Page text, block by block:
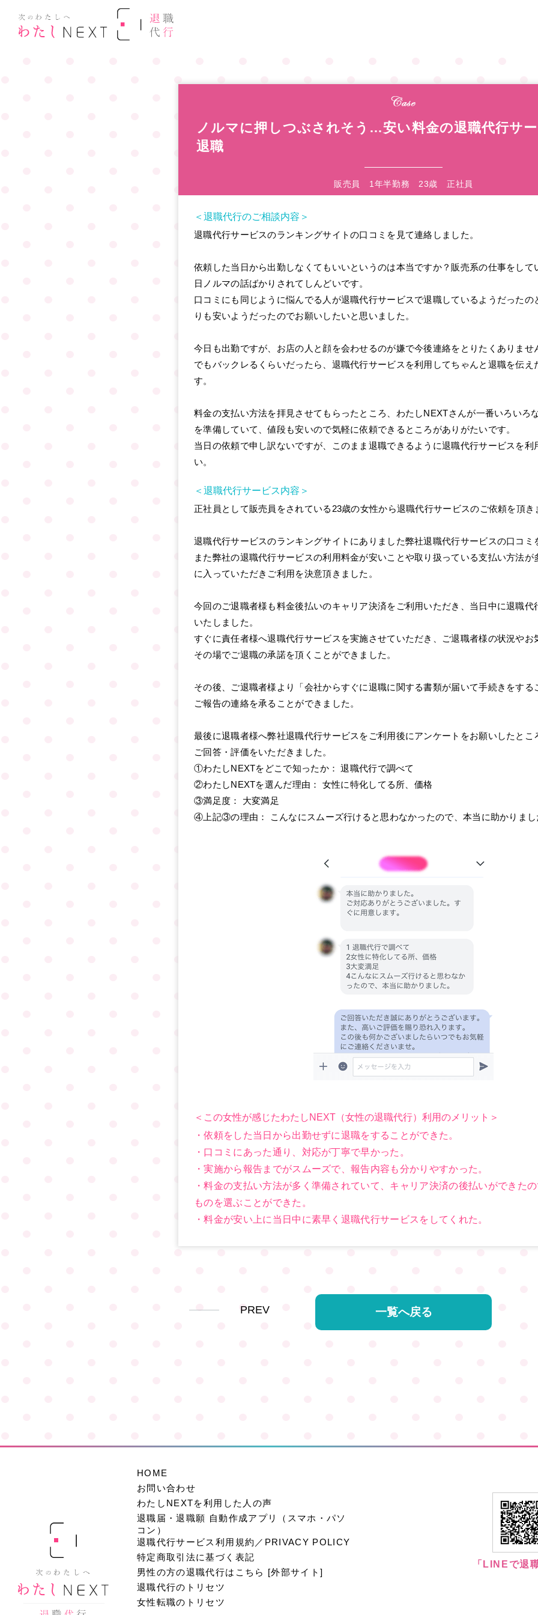
ノルマに押しつぶされそう…安い料金の退職代行サ
退職
販売員 1年半勤務 23歳 正社員
＜退職代行のご相談内容＞
退職代行サービスのランキングサイトの口コミを見て連絡しました。
依頼した当日から出勤しなくてもいいというのは本当ですか？販売系の仕事をして
日ノルマの話ばかりされてしんどいです。
口コミにも同じように悩んでる人が退職代行サービスで退職しているようだったの
りも安いようだったのでお願いしたいと思いました。
今日も出勤ですが、お店の人と顔を会わせるのが嫌で今後連絡をとりたくありませ
でもバックレるくらいだったら、退職代行サービスを利用してちゃんと退職を伝え
す。
料金の支払い方法を拝見させてもらったところ、わたしNEXTさんが一番いろいろ
を準備していて、値段も安いので気軽に依頼できるところがありがたいです。
当日の依頼で申し訳ないですが、このまま退職できるように退職代行サービスを利
い。
＜退職代行サービス内容＞
正社員として販売員をされている23歳の女性から退職代行サービスのご依頼を頂き
退職代行サービスのランキングサイトにありました弊社退職代行サービスの口コミ
また弊社の退職代行サービスの利用料金が安いことや取り扱っている支払い方法が
に入っていただきご利用を決意頂きました。
今回のご退職者様も料金後払いのキャリア決済をご利用いただき、当日中に退職代
いたしました。
すぐに責任者様へ退職代行サービスを実施させていただき、ご退職者様の状況やお
その場でご退職の承諾を頂くことができました。
その後、ご退職者様より「会社からすぐに退職に関する書類が届いて手続きをする
ご報告の連絡を承ることができました。
最後に退職者様へ弊社退職代行サービスをご利用後にアンケートをお願いしたとこ
ご回答・評価をいただきました。
①わたしNEXTをどこで知ったか： 退職代行で調べて
②わたしNEXTを選んだ理由： 女性に特化してる所、価格
③満足度： 大変満足
④上記③の理由： こんなにスムーズ行けると思わなかったので、本当に助かりまし
＜この女性が感じたわたしNEXT（女性の退職代行）利用のメリット＞
・依頼をした当日から出勤せずに退職をすることができた。
・口コミにあった通り、対応が丁寧で早かった。
・実施から報告までがスムーズで、報告内容も分かりやすかった。
・料金の支払い方法が多く準備されていて、キャリア決済の後払いができた
ものを選ぶことができた。
・料金が安い上に当日中に素早く退職代行サービスをしてくれた。
一覧へ戻る
PREV
HOME
お問い合わせ
わたしNEXTを利用した人の声
退職届・退職願 自動作成アプリ（スマホ・パソ
コン）
退職代行サービス利用規約／PRIVACY POLICY
特定商取引法に基づく表記
男性の方の退職代行はこちら [外部サイト]
退職代行のトリセツ
女性転職のトリセツ
「LINEで退